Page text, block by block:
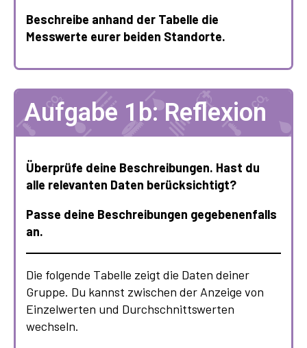
Beschreibe anhand der Tabelle die
Messwerte eurer beiden Standorte.
Aufgabe 1b: Reflexion
Überprüfe deine Beschreibungen. Hast du
alle relevanten Daten berücksichtigt?
Passe deine Beschreibungen gegebenenfalls
an.
Die folgende Tabelle zeigt die Daten deiner
Gruppe. Du kannst zwischen der Anzeige von
Einzelwerten und Durchschnittswerten
wechseln.